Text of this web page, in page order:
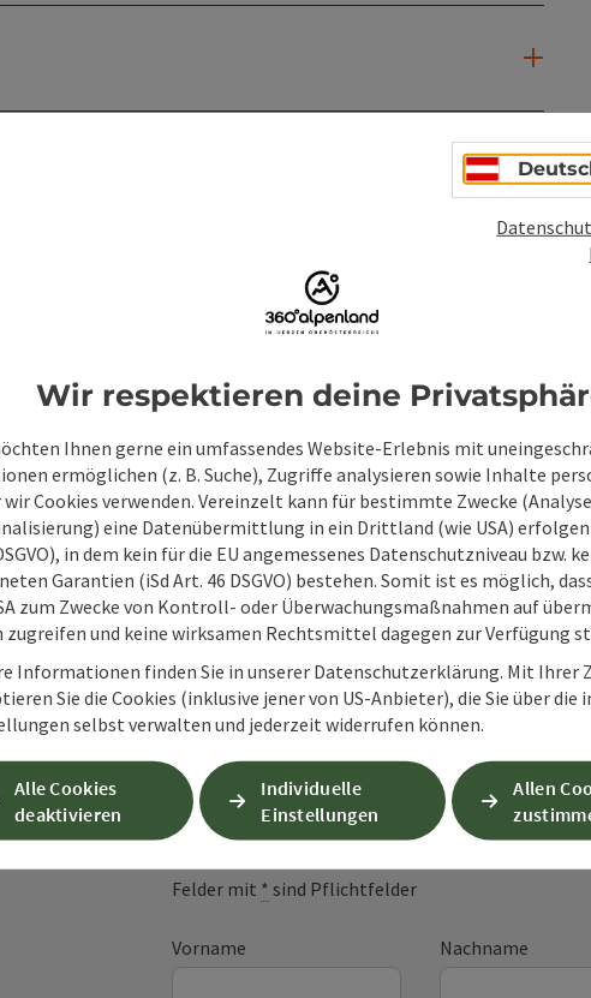
Beitrag drucken
Unverbindliche
Felder mit * sind Pflichtfelder
Vorname Nachname
Wir respektieren deine
Ihnen gerne ein umfassendes Website-Erlebnis mit
ermöglichen (z. B. Suche), Zugriffe analysieren sowie Inhalte
Cookies verwenden. Vereinzelt kann für bestimmte Zwecke
eine Datenübermittlung in ein Drittland (wie USA) erfolgen
in dem kein für die EU angemessenes Datenschutzniveau bzw.
Garantien (iSd Art. 46 DSGVO) bestehen. Somit ist es möglich,
zum Zwecke von Kontroll- oder Überwachungsmaßnahmen auf
zugreifen und keine wirksamen Rechtsmittel dagegen zur Verfügung
Informationen finden Sie in unserer Datenschutzerklärung. Mit Ihrer
Sie die Cookies (inklusive jener von US-Anbieter), die Sie über die
selbst verwalten und jederzeit widerrufen können.
Alle Cookies
deaktivieren
Individuelle
Einstellungen
Allen